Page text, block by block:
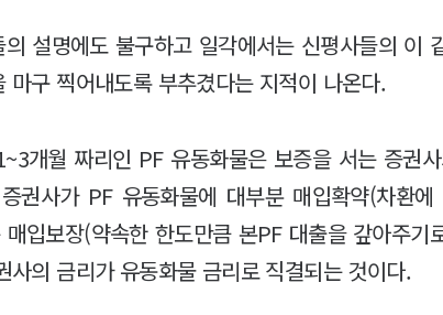
의 설명에도 불구하고 일각에서는 신평사들의 이
마구 찍어내도록 부추겼다는 지적이 나온다.
개월 짜리인 PF 유동화물은 보증을 서는 증권
권사가 PF 유동화물에 대부분 매입확약(차환
입보장(약속한 한도만큼 본PF 대출을 갚아주기
사의 금리가 유동화물 금리로 직결되는 것이다.